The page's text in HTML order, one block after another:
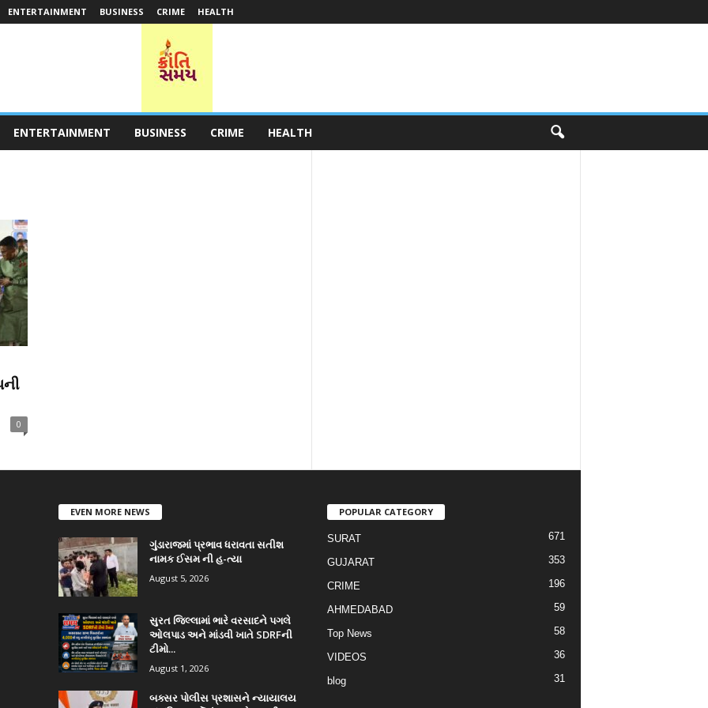
ENTERTAINMENT BUSINESS CRIME HEALTH
ENTERTAINMENT BUSINESS CRIME HEALTH
0
EVEN MORE NEWS
ગુંડારાજમાં પ્રભાવ ધરાવતા સતીશ
નામક ઈસમ ની હ-ત્યા
August 5, 2026
સુરત જિલ્લામાં ભારે વરસાદને પગલે
ઓલપાડ અને માંડવી ખાતે SDRFની
ટીમો...
August 1, 2026
બક્સર પોલીસ પ્રશાસને ન્યાયાલય
POPULAR CATEGORY
SURAT 671
GUJARAT 353
CRIME 196
AHMEDABAD 59
Top News 58
VIDEOS 36
blog 31